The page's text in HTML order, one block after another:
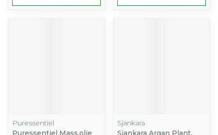
Puressentiel
Puressentiel Mass.olie
Sjankara
Sjankara Argan Plant.